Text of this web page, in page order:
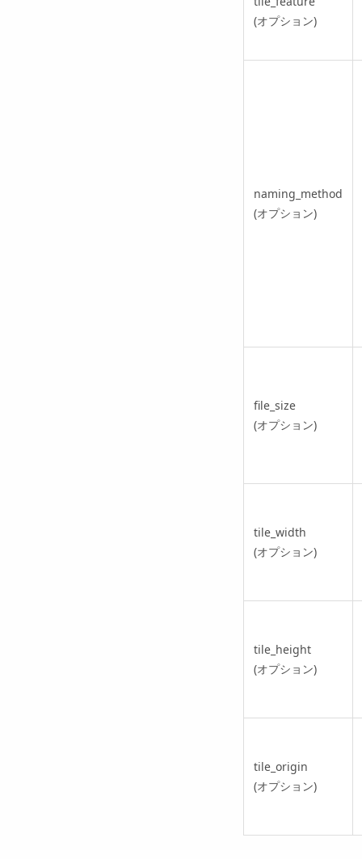
(オプション)
naming_method
(オプション)
file_size
(オプション)
tile_width
(オプション)
tile_height
(オプション)
tile_origin
(オプション)